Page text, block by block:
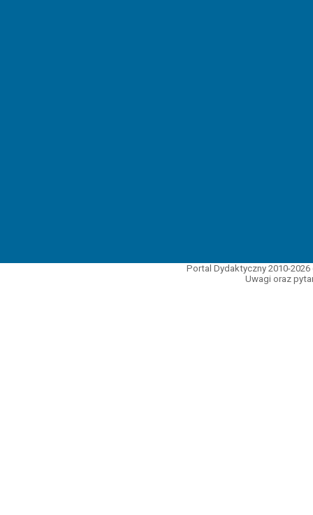
Portal Dydaktyczny 2010-
Uwagi oraz